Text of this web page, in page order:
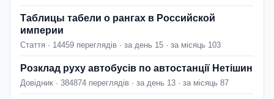
Таблицы табели о рангах в Российской
империи
Стаття · 14459 переглядів · за день 15 · за місяць 103
Розклад руху автобусів по автостанції Нетішин
Довідник · 384874 переглядів · за день 13 · за місяць 87